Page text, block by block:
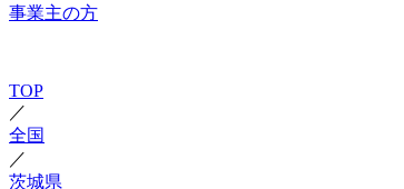
事業主の方
TOP
／
全国
／
茨城県